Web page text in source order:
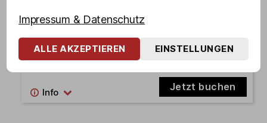
16:45 - 18:25
Kult-Kieztour mit Türsteher DENNIS SCHMIDT
[Start: Olivias Show Club]
Jetzt buchen
Impressum & Datenschutz
ALLE AKZEPTIEREN EINSTELLUNGEN